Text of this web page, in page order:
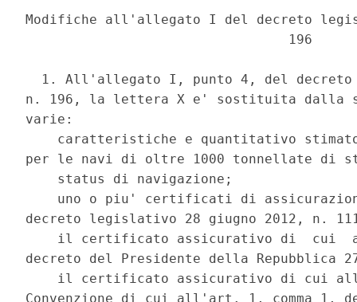
Modifiche all'allegato I del decreto
                                 196
1. All'allegato I, punto 4, del
n. 196, la lettera X e' sostituita dalla
varie:
caratteristiche e quantitativo
per le navi di oltre 1000 tonnellate di
    status di navigazione;
uno o piu' certificati di
decreto legislativo 28 giugno 2012, n.
il certificato assicurativo di  cui
decreto del Presidente della Repubblica
il certificato assicurativo di cui
Convenzione di cui all'art. 1, comma 1,